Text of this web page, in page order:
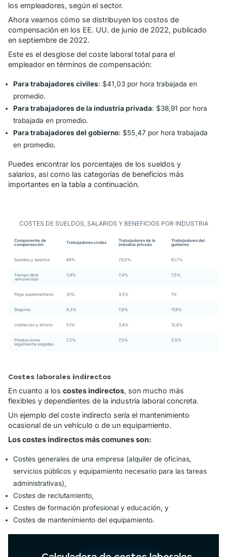
los empleadores, según el sector.
Ahora veamos cómo se distribuyen los costos de
compensación en los EE. UU. de junio de 2022, publicado
en septiembre de 2022.
Este es el desglose del coste laboral total para el
empleador en términos de compensación:
Para trabajadores civiles: $41,03 por hora trabajada en
promedio.
Para trabajadores de la industria privada: $38,91 por hora
trabajada en promedio.
Para trabajadores del gobierno: $55,47 por hora trabajada
en promedio.
Puedes encontrar los porcentajes de los sueldos y
salarios, así como las categorías de beneficios más
importantes en la tabla a continuación.
COSTES DE SUELDOS, SALARIOS Y BENEFICIOS POR INDUSTRIA
Componente de
compensación
Trabajadores civiles
Trabajadores de la
industria privada
Trabajadores del
gobierno
Sueldos y salarios 69% 70,5% 61,7%
Tiempo libre
remunerado
7,4% 7,4% 7,5%
Pago suplementario 3,1% 3,5% 1%
Seguros 8,3% 7,6% 11,6%
Jubilación y ahorro 5,1% 3,4% 12,8%
Prestaciones
legalmente exigidas
7,2% 7,5% 5,5%
Costes laborales indirectos
En cuanto a los costes indirectos, son mucho más
flexibles y dependientes de la industria laboral concreta.
Un ejemplo del coste indirecto sería el mantenimiento
ocasional de un vehículo o de un equipamiento.
Los costes indirectos más comunes son:
Costes generales de una empresa (alquiler de oficinas,
servicios públicos y equipamiento necesario para las tareas
administrativas),
Costes de reclutamiento,
Costes de formación profesional y educación, y
Costes de mantenimiento del equipamiento.